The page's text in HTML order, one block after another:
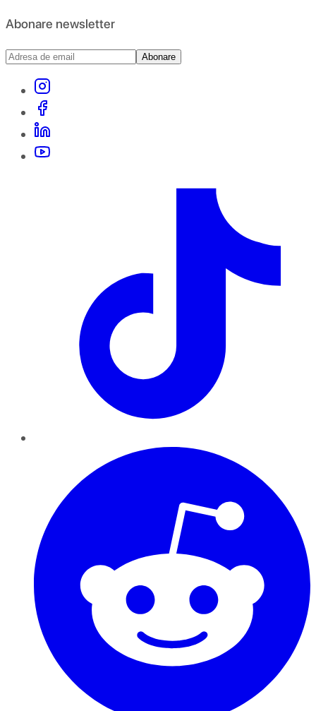
Abonare newsletter
Abonare